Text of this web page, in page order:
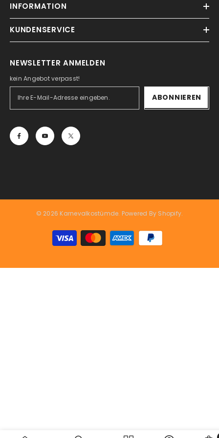
INFORMATION
KUNDENSERVICE
NEWSLETTER ANMELDEN
kein Angebot verpasst!
ABONNIEREN
© 2026 Karnevalkostümde. Powered By Shopify.
Zahlungsarten